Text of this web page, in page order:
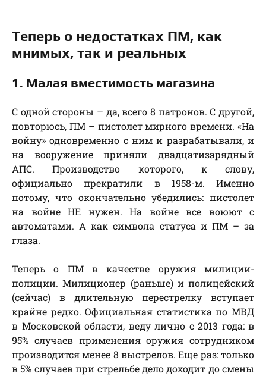
Теперь о недостатках ПМ, как
мнимых, так и реальных
1. Малая вместимость магазина
С одной стороны – да, всего 8 патронов. С другой,
повторюсь, ПМ – пистолет мирного времени. «На
войну» одновременно с ним и разрабатывали, и
на вооружение приняли двадцатизарядный
АПС. Производство которого, к слову,
официально прекратили в 1958-м. Именно
потому, что окончательно убедились: пистолет
на войне НЕ нужен. На войне все воюют с
автоматами. А как символа статуса и ПМ – за
глаза.
Теперь о ПМ в качестве оружия милиции-
полиции. Милиционер (раньше) и полицейский
(сейчас) в длительную перестрелку вступает
крайне редко. Официальная статистика по МВД
в Московской области, веду лично с 2013 года: в
95% случаев применения оружия сотрудником
производится менее 8 выстрелов. Еще раз: только
в 5% случаев при стрельбе дело доходит до смены